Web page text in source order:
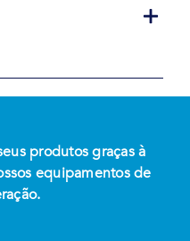
produtos graças à
equipamentos de